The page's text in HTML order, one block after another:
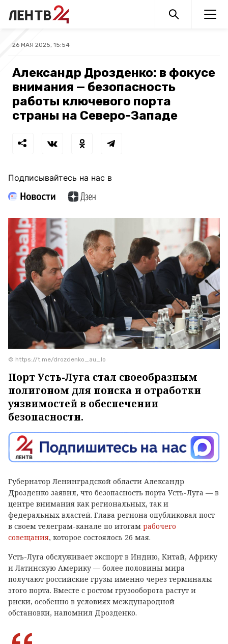
26 МАЯ 2025, 15:54
Александр Дрозденко: в фокусе
внимания — безопасность
работы ключевого порта
страны на Северо-Западе
Подписывайтесь на нас в
© https://t.me/drozdenko_au_lo
Порт Усть-Луга стал своеобразным
полигоном для поиска и отработки
уязвимостей в обеспечении
безопасности.
Губернатор Ленинградской области Александр
Дрозденко заявил, что безопасность порта Усть-Луга — в
центре внимания как региональных, так и
федеральных властей. Глава региона опубликовал пост
в своем телеграм-канале по итогам рабочего
совещания, которое состоялось 26 мая.
Усть-Луга обслуживает экспорт в Индию, Китай, Африку
и Латинскую Америку — более половины мира
получают российские грузы именно через терминалы
этого порта. Вместе с ростом грузооборота растут и
риски, особенно в условиях международной
обстановки, напомнил Дрозденко.